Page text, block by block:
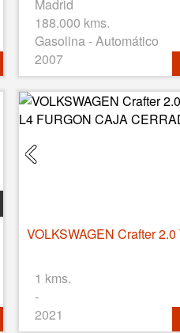
Madrid
188.000 kms.
Gasolina - Automático
2007
1 kms.
-
2021